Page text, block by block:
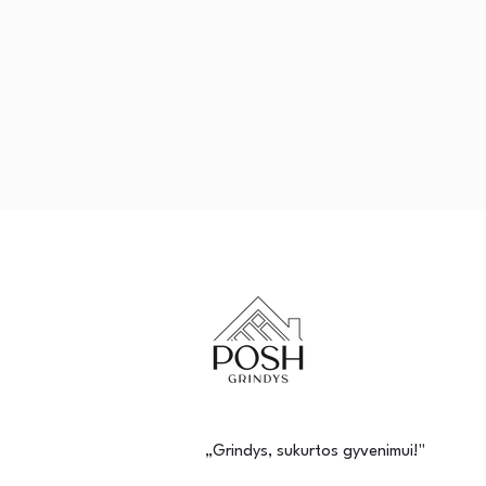
„Grindys, sukurtos gyvenimui!"